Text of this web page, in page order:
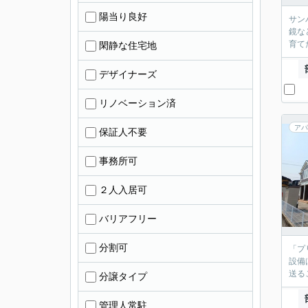
サン
鏡な
育て
ア
「
設備
送る
陽当り良好
閑静な住宅地
デザイナーズ
リノベーション済
保証人不要
事務所可
２人入居可
バリアフリー
分割可
分譲タイプ
管理人常駐